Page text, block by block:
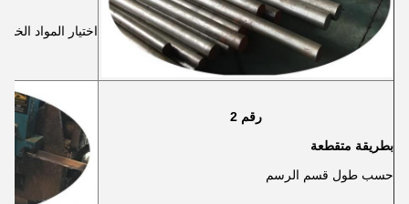
اختيار المواد
رقم 2
بطريقة متقطعة
حسب طول قسم الرسم